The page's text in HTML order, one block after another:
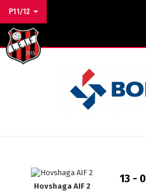
P11/12
HEM
BILDGALLERIHovshaga AIF 2
13 - 0